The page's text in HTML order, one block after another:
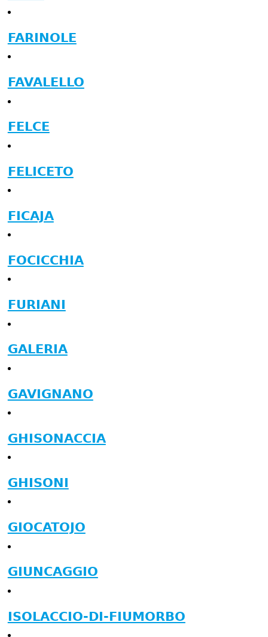
FARINOLE
FAVALELLO
FELCE
FELICETO
FICAJA
FOCICCHIA
FURIANI
GALERIA
GAVIGNANO
GHISONACCIA
GHISONI
GIOCATOJO
GIUNCAGGIO
ISOLACCIO-DI-FIUMORBO